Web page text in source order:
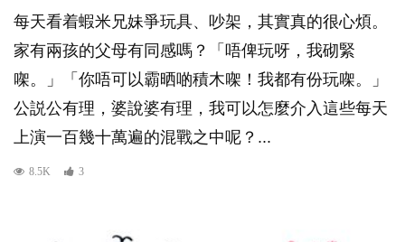
每天看着蝦米兄妹爭玩具、吵架，其實真的很心煩。
家有兩孩的父母有同感嗎？「唔俾玩呀，我砌緊
㗎。」「你唔可以霸晒啲積木㗎！我都有份玩㗎。」
公説公有理，婆說婆有理，我可以怎麼介入這些每天
上演一百幾十萬遍的混戰之中呢？...
8.5K 3